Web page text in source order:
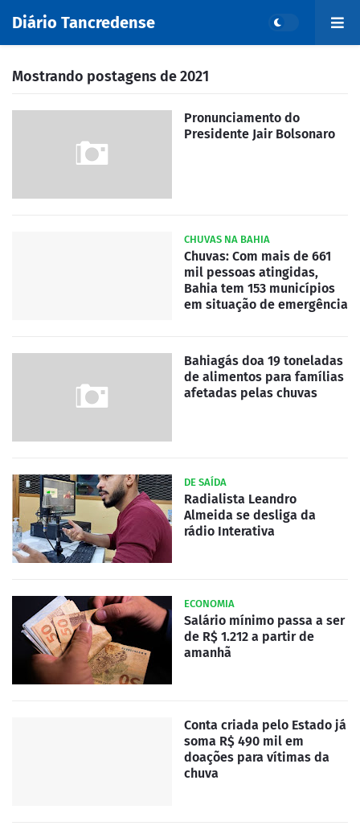
Diário Tancredense
Mostrando postagens de 2021
Pronunciamento do
Presidente Jair Bolsonaro
CHUVAS NA BAHIA
Chuvas: Com mais de 661
mil pessoas atingidas,
Bahia tem 153 municípios
em situação de emergência
Bahiagás doa 19 toneladas
de alimentos para famílias
afetadas pelas chuvas
DE SAÍDA
Radialista Leandro
Almeida se desliga da
rádio Interativa
ECONOMIA
Salário mínimo passa a ser
de R$ 1.212 a partir de
amanhã
Conta criada pelo Estado já
soma R$ 490 mil em
doações para vítimas da
chuva